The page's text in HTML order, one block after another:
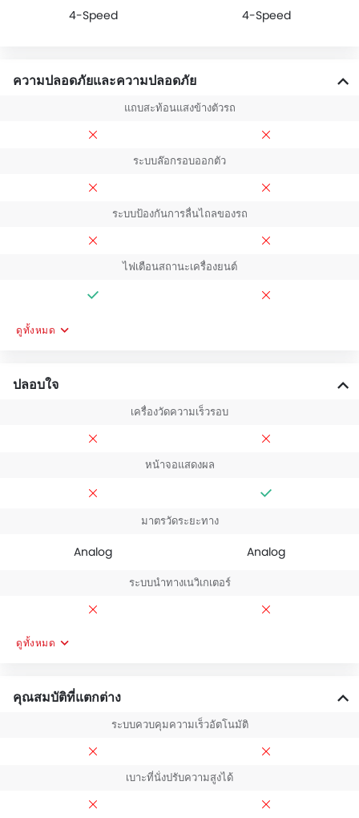
4-Speed 4-Speed
ความปลอดภัยและความปลอดภัย
แถบสะท้อนแสงข้างตัวรถ
ระบบล๊อกรอบออกตัว
ระบบป้องกันการลื่นไถลของรถ
ไฟเตือนสถานะเครื่องยนต์
ดูทั้งหมด
ปลอบใจ
เครื่องวัดความเร็วรอบ
หน้าจอแสดงผล
มาตรวัดระยะทาง
Analog Analog
ระบบนำทางเนวิเกเตอร์
ดูทั้งหมด
คุณสมบัติที่แตกต่าง
ระบบควบคุมความเร็วอัตโนมัติ
เบาะที่นั่งปรับความสูงได้